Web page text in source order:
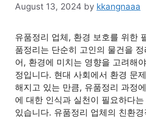
August 13, 2024 by kkangnaaa
유품정리 업체, 환경 보호를 위한
품정리는 단순히 고인의 물건을
어, 환경에 미치는 영향을 고려해
정입니다. 현대 사회에서 환경 문
해지고 있는 만큼, 유품정리 과정
에 대한 인식과 실천이 필요하다
있습니다. 유품정리 업체의 친환